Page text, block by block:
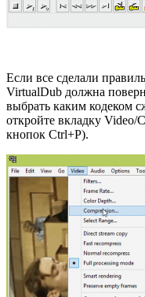
Если все сделали
VirtualDub должна
выбрать каким кодеком
откройте вкладку Video/
кнопок Ctrl+P).